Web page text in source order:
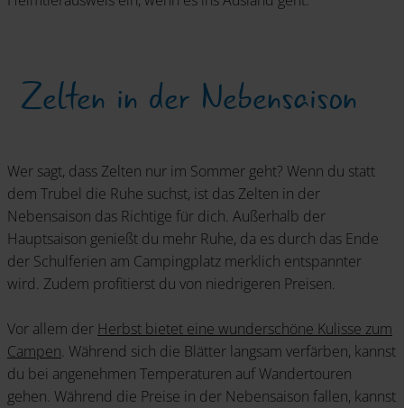
Zelten in der Nebensaison
Wer sagt, dass Zelten nur im Sommer geht? Wenn du statt
dem Trubel die Ruhe suchst, ist das Zelten in der
Nebensaison das Richtige für dich. Außerhalb der
Hauptsaison genießt du mehr Ruhe, da es durch das Ende
der Schulferien am Campingplatz merklich entspannter
wird. Zudem profitierst du von niedrigeren Preisen.
Vor allem der Herbst bietet eine wunderschöne Kulisse zum
Campen. Während sich die Blätter langsam verfärben, kannst
du bei angenehmen Temperaturen auf Wandertouren
gehen. Während die Preise in der Nebensaison fallen, kannst